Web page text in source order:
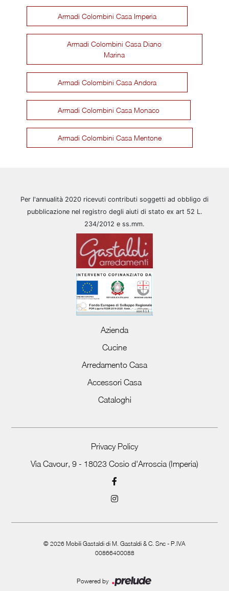
Armadi Colombini Casa Imperia
Armadi Colombini Casa Diano
Marina
Armadi Colombini Casa Andora
Armadi Colombini Casa Monaco
Armadi Colombini Casa Mentone
Per l'annualità 2020 ricevuti contributi soggetti ad obbligo di
pubblicazione nel registro degli aiuti di stato ex art 52 L.
234/2012 e ss.mm.
Azienda
Cucine
Arredamento Casa
Accessori Casa
Cataloghi
Privacy Policy
Via Cavour, 9 - 18023 Cosio d'Arroscia (Imperia)
© 2026 Mobili Gastaldi di M. Gastaldi & C. Snc - P.IVA
00866400088
Powered by